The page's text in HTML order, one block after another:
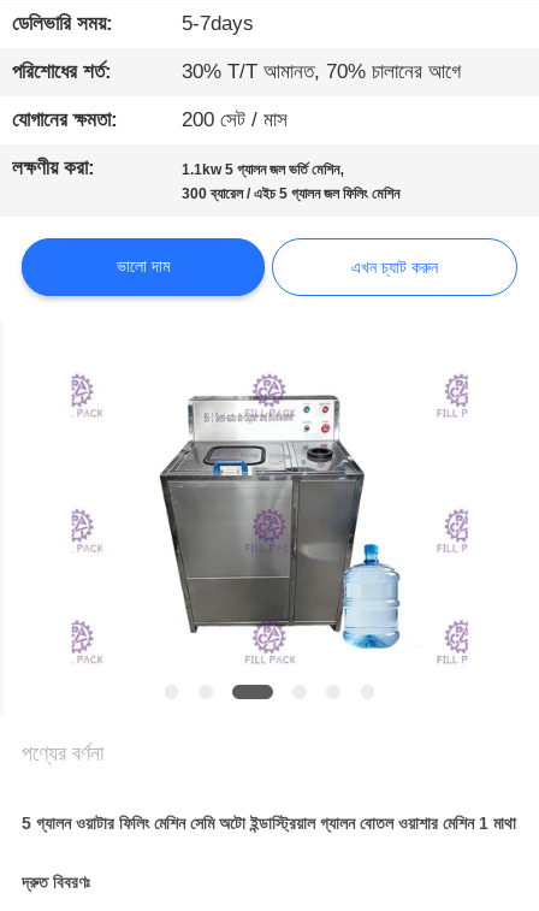
যোগাযোগ
খবর
এখন
চ্যাট
গোপনীয়তা
ডেলিভারি সময়: 5-7days
পরিশোধের শর্ত: 30% T/T আমানত, 70% চালানের আগে
যোগানের ক্ষমতা: 200 সেট / মাস
লক্ষণীয় করা: 1.1kw 5 গ্যালন জল ভর্তি মেশিন,
300 ব্যারেল / এইচ 5 গ্যালন জল ফিলিং মেশিন
ভালো দাম এখন চ্যাট করুন
পণ্যের বর্ণনা
5 গ্যালন ওয়াটার ফিলিং মেশিন সেমি অটো ইন্ডাস্ট্রিয়াল গ্যালন বোতল ওয়াশার মেশিন 1 মাথা
দ্রুত বিবরণঃ